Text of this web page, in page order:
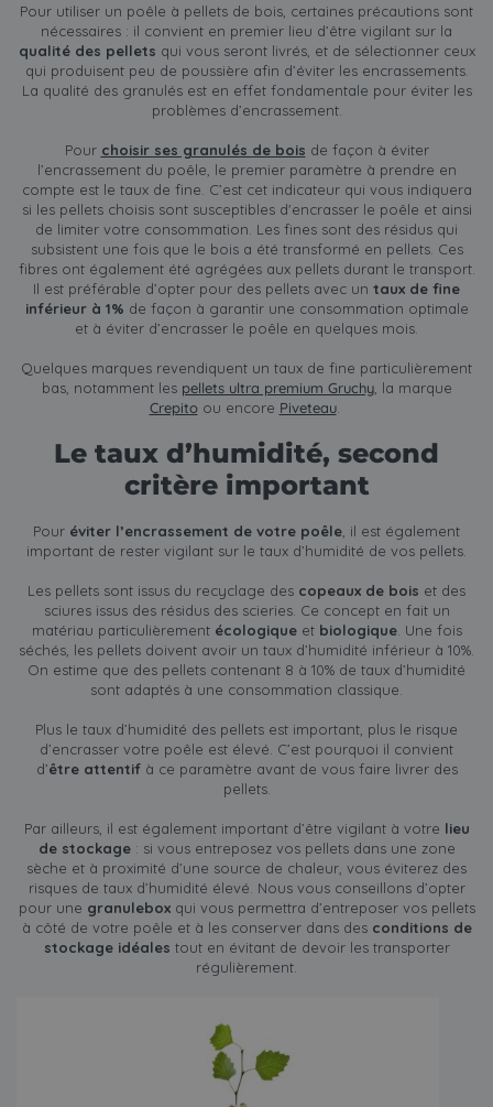
Pour utiliser un poêle à pellets de bois, certaines précautions sont
nécessaires : il convient en premier lieu d’être vigilant sur la
qualité des pellets qui vous seront livrés, et de sélectionner ceux
qui produisent peu de poussière afin d’éviter les encrassements.
La qualité des granulés est en effet fondamentale pour éviter les
problèmes d’encrassement.
Pour choisir ses granulés de bois de façon à éviter
l’encrassement du poêle, le premier paramètre à prendre en
compte est le taux de fine. C’est cet indicateur qui vous indiquera
si les pellets choisis sont susceptibles d'encrasser le poêle et ainsi
de limiter votre consommation. Les fines sont des résidus qui
subsistent une fois que le bois a été transformé en pellets. Ces
fibres ont également été agrégées aux pellets durant le transport.
Il est préférable d’opter pour des pellets avec un taux de fine
inférieur à 1% de façon à garantir une consommation optimale
et à éviter d’encrasser le poêle en quelques mois.
Quelques marques revendiquent un taux de fine particulièrement
bas, notamment les pellets ultra premium Gruchy, la marque
Crepito ou encore Piveteau.
Le taux d’humidité, second
critère important
Pour éviter l’encrassement de votre poêle , il est également
important de rester vigilant sur le taux d’humidité de vos pellets.
Les pellets sont issus du recyclage des copeaux de bois et des
sciures issus des résidus des scieries. Ce concept en fait un
matériau particulièrement écologiqueet biologique. Une fois
séchés, les pellets doivent avoir un taux d’humidité inférieur à 10%.
On estime que des pellets contenant 8 à 10% de taux d’humidité
sont adaptés à une consommation classique.
Plus le taux d’humidité des pellets est important, plus le risque
d’encrasser votre poêle est élevé. C’est pourquoi il convient
d’être attentifà ce paramètre avant de vous faire livrer des
pellets.
Par ailleurs, il est également important d’être vigilant à votre lieu
de stockage: si vous entreposez vos pellets dans une zone
sèche et à proximité d’une source de chaleur, vous éviterez des
risques de taux d’humidité élevé. Nous vous conseillons d’opter
pour une granuleboxqui vous permettra d’entreposer vos pellets
à côté de votre poêle et à les conserver dans des conditions de
stockage idéales tout en évitant de devoir les transporter
régulièrement.